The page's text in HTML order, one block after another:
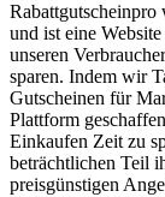
Rabattgutscheinpro
und ist eine
unseren
sparen. Indem wir
Gutscheinen für
Plattform
Einkaufen Zeit zu
beträchtlichen Teil
preisgünstigen